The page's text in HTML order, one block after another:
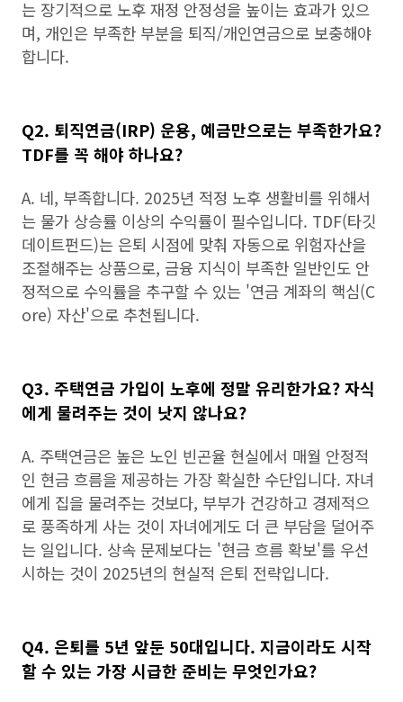
는 장기적으로 노후 재정 안정성을 높이는 효과가 있으
며, 개인은 부족한 부분을 퇴직/개인연금으로 보충해야
합니다.
Q2. 퇴직연금(IRP) 운용, 예금만으로는 부족한가요?
TDF를 꼭 해야 하나요?
A. 네, 부족합니다. 2025년 적정 노후 생활비를 위해서
는 물가 상승률 이상의 수익률이 필수입니다. TDF(타깃
데이트펀드)는 은퇴 시점에 맞춰 자동으로 위험자산을
조절해주는 상품으로, 금융 지식이 부족한 일반인도 안
정적으로 수익률을 추구할 수 있는 '연금 계좌의 핵심(C
ore) 자산'으로 추천됩니다.
Q3. 주택연금 가입이 노후에 정말 유리한가요? 자식
에게 물려주는 것이 낫지 않나요?
A. 주택연금은 높은 노인 빈곤율 현실에서 매월 안정적
인 현금 흐름을 제공하는 가장 확실한 수단입니다. 자녀
에게 집을 물려주는 것보다, 부부가 건강하고 경제적으
로 풍족하게 사는 것이 자녀에게도 더 큰 부담을 덜어주
는 일입니다. 상속 문제보다는 '현금 흐름 확보'를 우선
시하는 것이 2025년의 현실적 은퇴 전략입니다.
Q4. 은퇴를 5년 앞둔 50대입니다. 지금이라도 시작
할 수 있는 가장 시급한 준비는 무엇인가요?